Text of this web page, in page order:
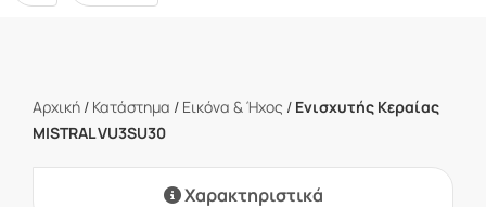
Αρχική / Κατάστημα / Εικόνα & Ήχος / Eνισχυτής Κεραίας
MISTRAL VU3SU30
Χαρακτηριστικά